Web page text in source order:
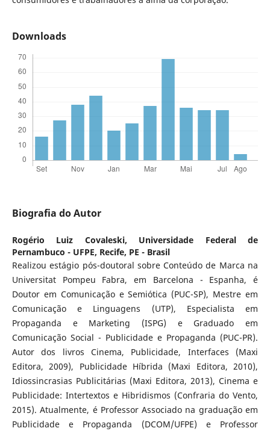
Downloads
Biografia do Autor
Rogério Luiz Covaleski, Universidade Federal de
Pernambuco - UFPE, Recife, PE - Brasil
Realizou estágio pós-doutoral sobre Conteúdo de Marca na
Universitat Pompeu Fabra, em Barcelona - Espanha, é
Doutor em Comunicação e Semiótica (PUC-SP), Mestre em
Comunicação e Linguagens (UTP), Especialista em
Propaganda e Marketing (ISPG) e Graduado em
Comunicação Social - Publicidade e Propaganda (PUC-PR).
Autor dos livros Cinema, Publicidade, Interfaces (Maxi
Editora, 2009), Publicidade Híbrida (Maxi Editora, 2010),
Idiossincrasias Publicitárias (Maxi Editora, 2013), Cinema e
Publicidade: Intertextos e Hibridismos (Confraria do Vento,
2015). Atualmente, é Professor Associado na graduação em
Publicidade e Propaganda (DCOM/UFPE) e Professor